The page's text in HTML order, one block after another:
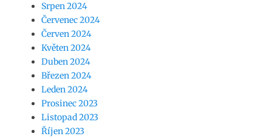
Srpen 2024
Červenec 2024
Červen 2024
Květen 2024
Duben 2024
Březen 2024
Leden 2024
Prosinec 2023
Listopad 2023
Říjen 2023